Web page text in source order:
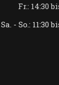
Fr.: 14:30
Sa. - So.: 11:30